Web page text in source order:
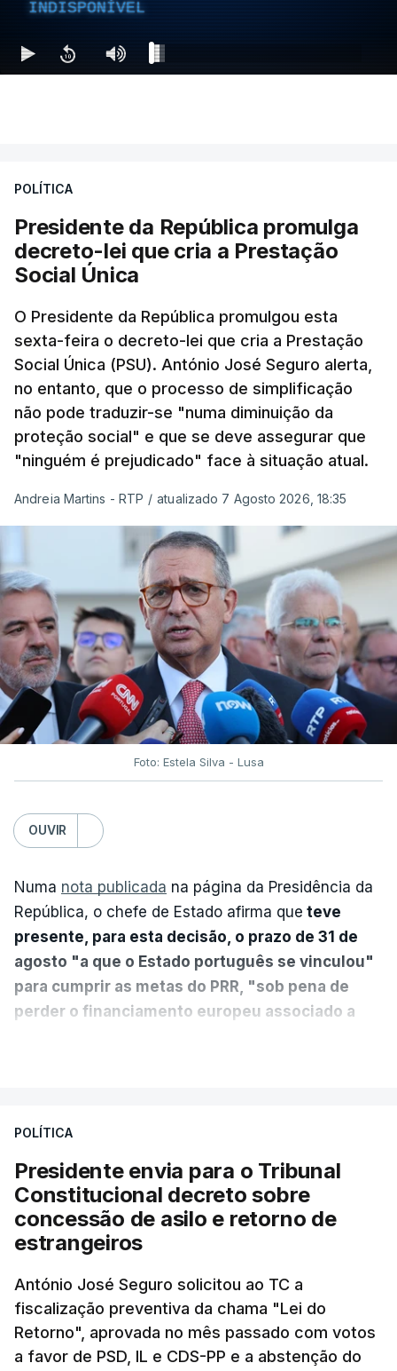
INDISPONÍVEL
POLÍTICA
Presidente da República promulga
decreto-lei que cria a Prestação
Social Única
O Presidente da República promulgou esta
sexta-feira o decreto-lei que cria a Prestação
Social Única (PSU). António José Seguro alerta,
no entanto, que o processo de simplificação
não pode traduzir-se "numa diminuição da
proteção social" e que se deve assegurar que
"ninguém é prejudicado" face à situação atual.
Andreia Martins - RTP / atualizado 7 Agosto 2026, 18:35
Foto: Estela Silva - Lusa
OUVIR
Numa nota publicada na página da Presidência da
República, o chefe de Estado afirma que teve
presente, para esta decisão, o prazo de 31 de
agosto "a que o Estado português se vinculou"
para cumprir as metas do PRR, "sob pena de
perder o financiamento europeu associado a
sistema mais simples, mais justo e transparente".
"Sempre que seja possível reduzir burocracias,
eliminar sobreposições e garantir que os apoios
chegam a quem mais necessita, estaremos a dar
um passo na direção certa", argumenta o
Presidente da República.
Assegurar que "ninguém é
POLÍTICA
Presidente envia para o Tribunal
Constitucional decreto sobre
concessão de asilo e retorno de
estrangeiros
António José Seguro solicitou ao TC a
fiscalização preventiva da chama "Lei do
Retorno", aprovada no mês passado com votos
a favor de PSD, IL e CDS-PP e a abstenção do